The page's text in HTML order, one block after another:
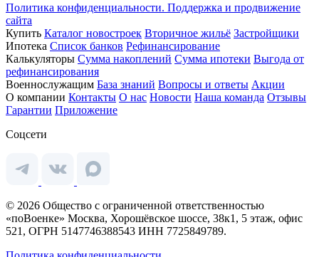
Политика конфиденциальности. Поддержка и продвижение
сайта
Купить Каталог новостроек Вторичное жильё Застройщики
Ипотека Список банков Рефинансирование
Калькуляторы Сумма накоплений Сумма ипотеки Выгода от
рефинансирования
Военнослужащим База знаний Вопросы и ответы Акции
О компании Контакты О нас Новости Наша команда Отзывы
Гарантии Приложение
Соцсети
© 2026 Общество с ограниченной ответственностью
«поВоенке» Москва, Хорошёвское шоссе, 38к1, 5 этаж, офис
521, ОГРН 5147746388543 ИНН 7725849789.